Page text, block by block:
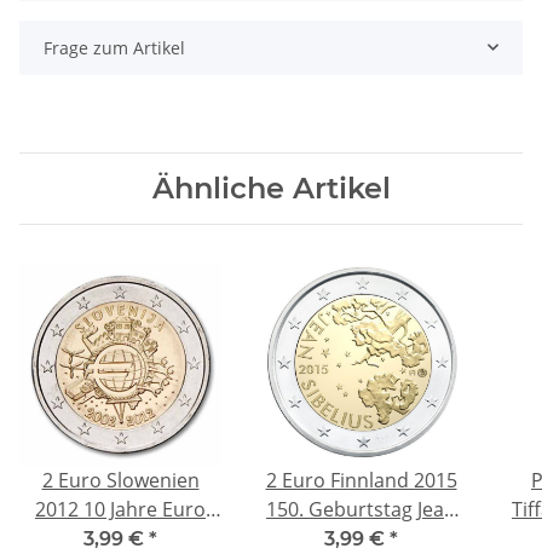
Frage zum Artikel
Ähnliche Artikel
2 Euro Slowenien
2012 10 Jahre Euro
Bargeld
3,99 € *
2 Euro Finnland 2015
150. Geburtstag Jean
Sibelius unc.
3,99 € *